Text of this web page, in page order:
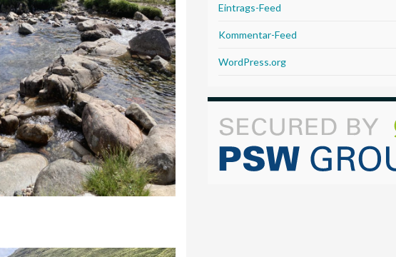
Eintrags-Feed
Kommentar-Feed
WordPress.org